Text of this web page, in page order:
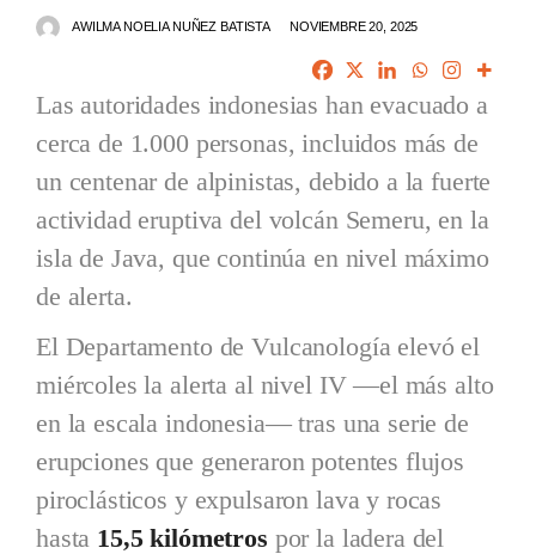
AWILMA NOELIA NUÑEZ BATISTA NOVIEMBRE 20, 2025
Las autoridades indonesias han evacuado a
cerca de 1.000 personas, incluidos más de
un centenar de alpinistas, debido a la fuerte
actividad eruptiva del volcán Semeru, en la
isla de Java, que continúa en nivel máximo
de alerta.
El Departamento de Vulcanología elevó el
miércoles la alerta al nivel IV —el más alto
en la escala indonesia— tras una serie de
erupciones que generaron potentes flujos
piroclásticos y expulsaron lava y rocas
hasta 15,5 kilómetros por la ladera del